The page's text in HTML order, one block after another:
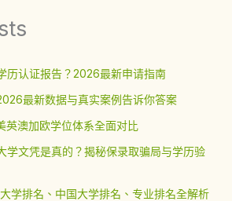
历认证报告？2026最新申请指南
最新数据与真实案例告诉你答案
英澳加欧学位体系全面对比
学文凭是真的？揭秘保录取骗局与学历验
学排名、中国大学排名、专业排名全解析